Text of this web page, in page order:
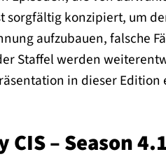
konzipiert, um
aufzubauen, falsche
Staffel werden
in dieser
– Season